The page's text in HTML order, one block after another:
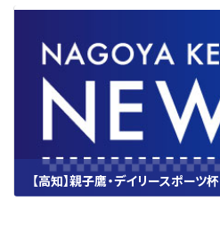
【高知】親子鷹・デイリースポーツ杯